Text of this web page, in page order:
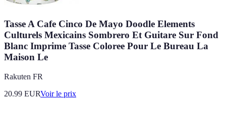
Tasse A Cafe Cinco De Mayo Doodle Elements
Culturels Mexicains Sombrero Et Guitare Sur Fond
Blanc Imprime Tasse Coloree Pour Le Bureau La
Maison Le
Rakuten FR
20.99 EURVoir le prix